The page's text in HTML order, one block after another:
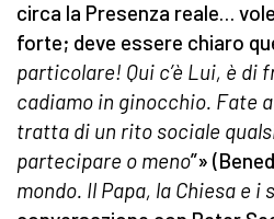
circa la Presenza reale…
forte; deve essere chiaro
particolare! Qui c’è Lui, è di
cadiamo in ginocchio. Fate
tratta di un rito sociale
partecipare o meno”»
mondo. Il Papa, la Chiesa e i